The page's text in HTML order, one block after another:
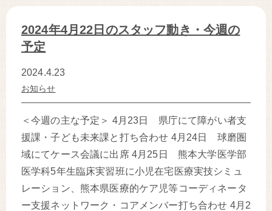
2024年4月22日のスタッフ動き・今週の
予定
2024.4.23
お知らせ
＜今週の主な予定＞ 4月23日 県庁にて障がい者支
援課・子ども未来課と打ち合わせ 4月24日 球磨圏
域にてケース会議に出席 4月25日 熊本大学医学部
医学科5年生臨床実習班に小児在宅医療実技シミュ
レーション、熊本県医療的ケア児等コーディネータ
ー支援ネットワーク・コアメンバー打ち合わせ 4月2